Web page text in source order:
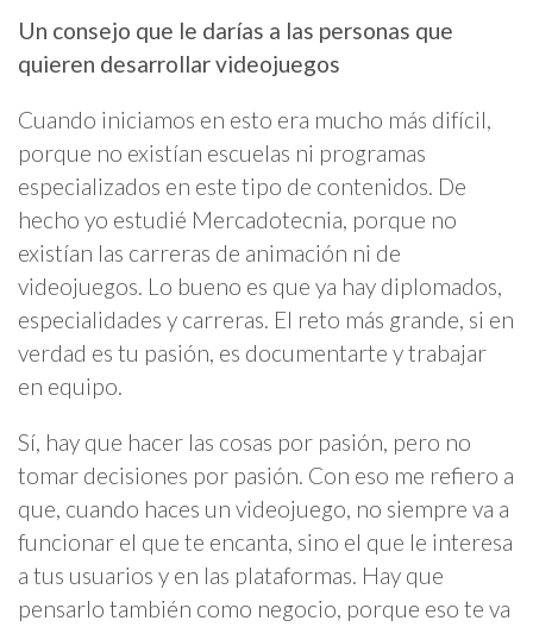
Un consejo que le darías a las personas que
quieren desarrollar videojuegos
Cuando iniciamos en esto era mucho más difícil,
porque no existían escuelas ni programas
especializados en este tipo de contenidos. De
hecho yo estudié Mercadotecnia, porque no
existían las carreras de animación ni de
videojuegos. Lo bueno es que ya hay diplomados,
especialidades y carreras. El reto más grande, si en
verdad es tu pasión, es documentarte y trabajar
en equipo.
Sí, hay que hacer las cosas por pasión, pero no
tomar decisiones por pasión. Con eso me refiero a
que, cuando haces un videojuego, no siempre va a
funcionar el que te encanta, sino el que le interesa
a tus usuarios y en las plataformas. Hay que
pensarlo también como negocio, porque eso te va